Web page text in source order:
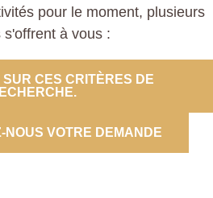
pour le moment, plusieurs
s'offrent à vous :
CES CRITÈRES DE
NOUS VOTRE DEMANDE